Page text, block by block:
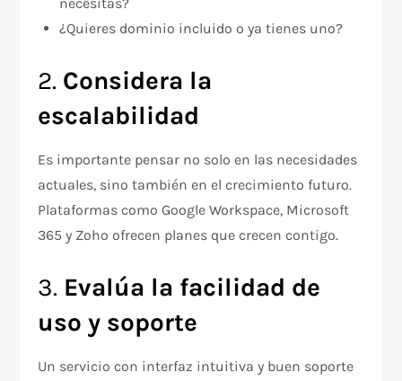
¿Quieres dominio incluido o ya tienes uno?
2. Considera la
escalabilidad
Es importante pensar no solo en las necesidades
actuales, sino también en el crecimiento futuro.
Plataformas como Google Workspace, Microsoft
365 y Zoho ofrecen planes que crecen contigo.
3. Evalúa la facilidad de
uso y soporte
Un servicio con interfaz intuitiva y buen soporte